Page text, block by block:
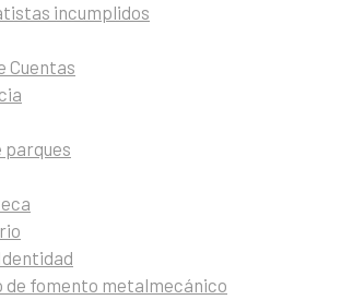
incumplidos
Cuentas
parques
de fomento metalmecánico